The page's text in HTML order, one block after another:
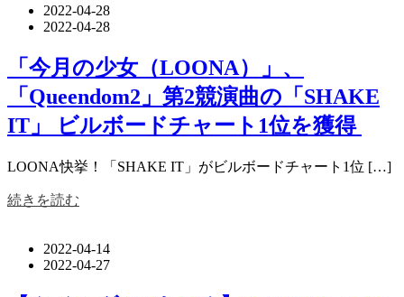
2022-04-28
2022-04-28
「今月の少女（LOONA）」、
「Queendom2」第2競演曲の「SHAKE
IT」 ビルボードチャート1位を獲得
LOONA快挙！「SHAKE IT」がビルボードチャート1位 […]
続きを読む
2022-04-14
2022-04-27